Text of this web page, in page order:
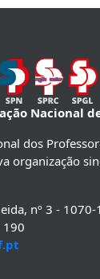
Nacional
dos
organização
nº 3 -
190